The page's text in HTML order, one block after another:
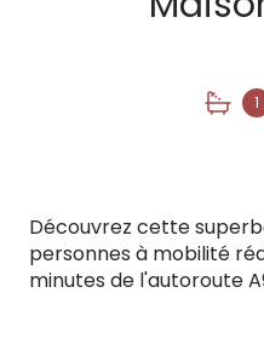
1
Découvrez cette
personnes à mobilité
minutes de l'autoroute